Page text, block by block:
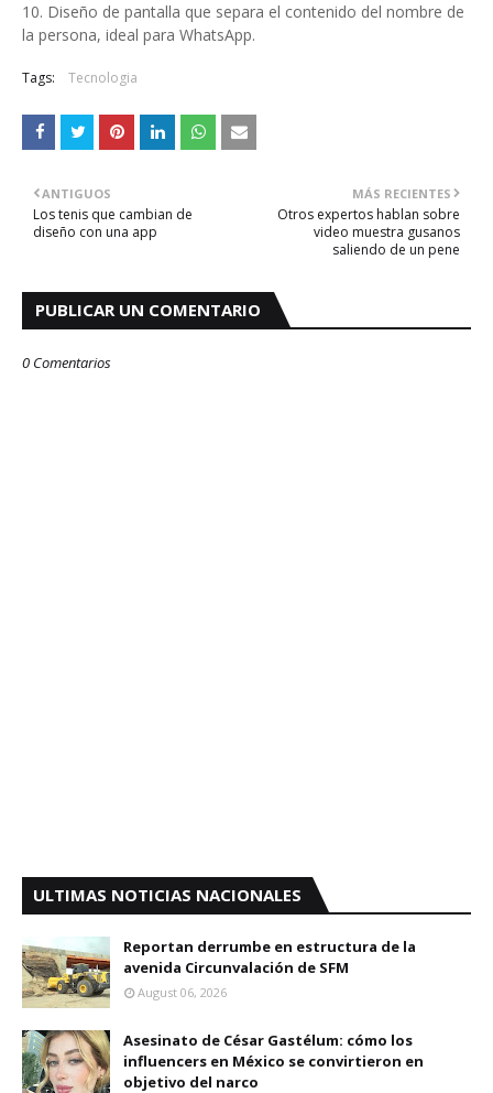
10. Diseño de pantalla que separa el contenido del nombre de
la persona, ideal para WhatsApp.
Tags: Tecnologia
MÁS RECIENTES
Otros expertos hablan sobre
video muestra gusanos
saliendo de un pene
ANTIGUOS
Los tenis que cambian de
diseño con una app
PUBLICAR UN COMENTARIO
0 Comentarios
ULTIMAS NOTICIAS NACIONALES
Reportan derrumbe en estructura de la
avenida Circunvalación de SFM
August 06, 2026
Asesinato de César Gastélum: cómo los
influencers en México se convirtieron en
objetivo del narco